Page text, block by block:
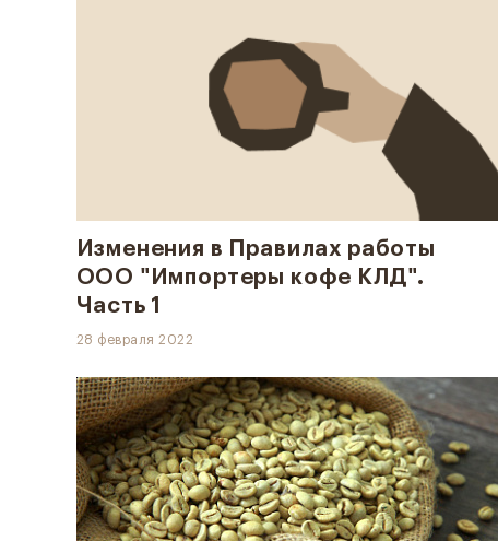
Изменения в Правилах работы
ООО "Импортеры кофе КЛД".
Часть 1
28 февраля 2022